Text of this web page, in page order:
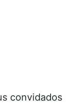
convidados